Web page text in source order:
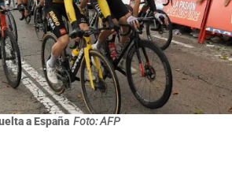
a España Foto: AFP